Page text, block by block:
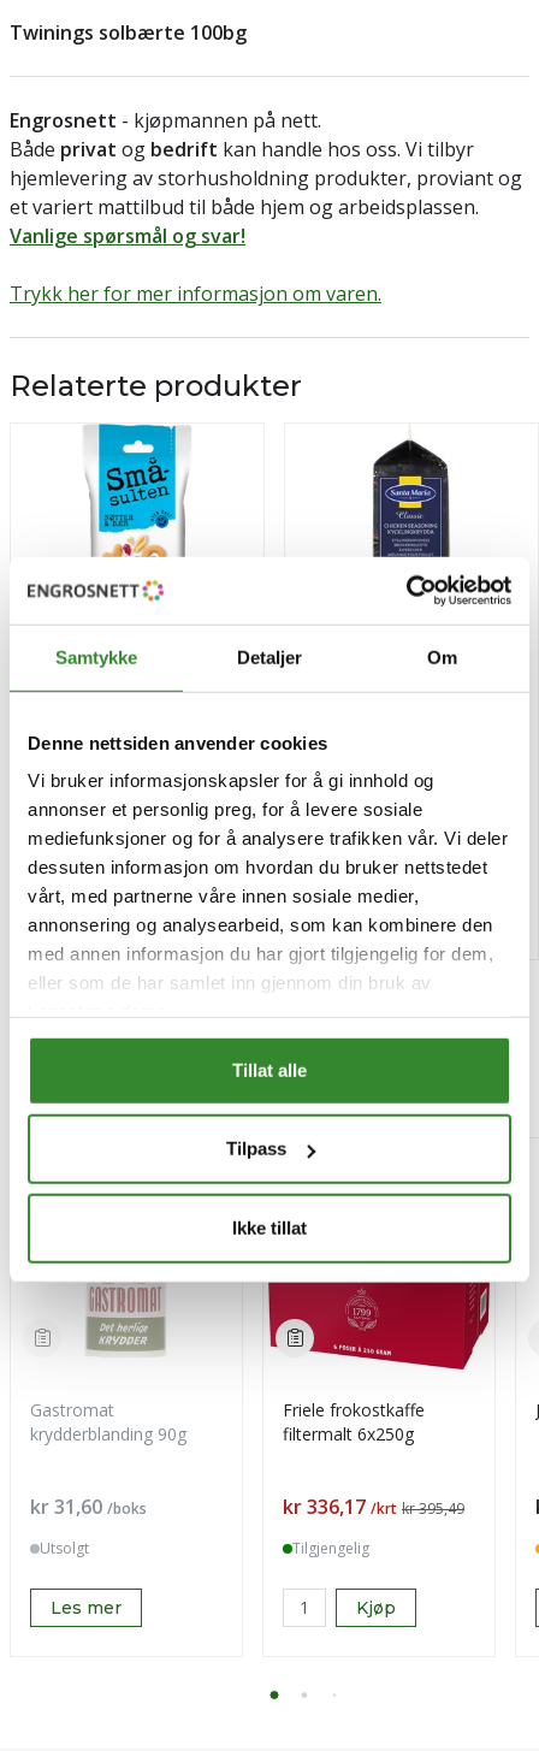
Samtykke Detaljer Om
Denne nettsiden anvender cookies
Vi bruker informasjonskapsler for å gi innhold og
annonser et personlig preg, for å levere sosiale
mediefunksjoner og for å analysere trafikken vår. Vi deler
dessuten informasjon om hvordan du bruker nettstedet
vårt, med partnerne våre innen sosiale medier,
annonsering og analysearbeid, som kan kombinere den
med annen informasjon du har gjort tilgjengelig for dem,
eller som de har samlet inn gjennom din bruk av
Tillat alle
Tilpass
Ikke tillat
Twinings solbærte 100bg
Engrosnett - kjøpmannen på nett.
Både privat og bedrift kan handle hos oss. Vi tilbyr
hjemlevering av storhusholdning produkter, proviant og
et variert mattilbud til både hjem og arbeidsplassen.
Vanlige spørsmål og svar!
Trykk her for mer informasjon om varen.
Relaterte produkter
60g
Pris
kr 16,74 /stk
Tilgjengelig
Kjøp
Pris
kr 68,68 /stk
Tilgjengelig
Kjøp
Mest besøkt
Gastromat
krydderblanding 90g
Pris
kr 31,60 /boks
Utsolgt
Les mer
Friele frokostkaffe
filtermalt 6x250g
Pris
kr 336,17 /krt kr 395,49
Tilgjengelig
Kjøp